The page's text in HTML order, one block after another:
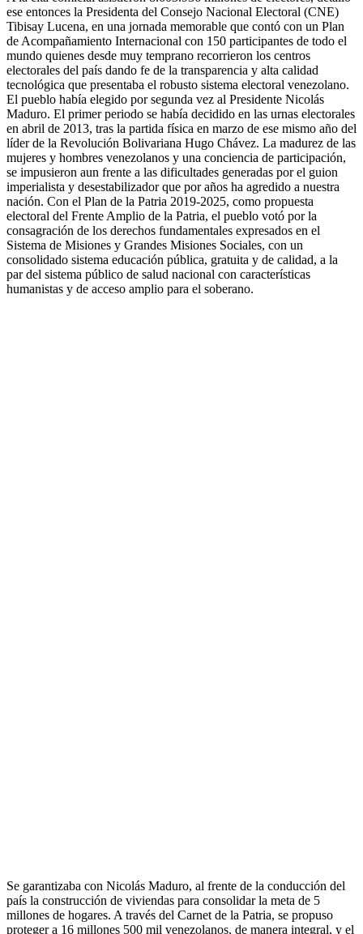
ese entonces la Presidenta del Consejo Nacional Electoral (CNE)
Tibisay Lucena, en una jornada memorable que contó con un Plan
de Acompañamiento Internacional con 150 participantes de todo el
mundo quienes desde muy temprano recorrieron los centros
electorales del país dando fe de la transparencia y alta calidad
tecnológica que presentaba el robusto sistema electoral venezolano.
El pueblo había elegido por segunda vez al Presidente Nicolás
Maduro. El primer periodo se había decidido en las urnas electorales
en abril de 2013, tras la partida física en marzo de ese mismo año del
líder de la Revolución Bolivariana Hugo Chávez. La madurez de las
mujeres y hombres venezolanos y una conciencia de participación,
se impusieron aun frente a las dificultades generadas por el guion
imperialista y desestabilizador que por años ha agredido a nuestra
nación. Con el Plan de la Patria 2019-2025, como propuesta
electoral del Frente Amplio de la Patria, el pueblo votó por la
consagración de los derechos fundamentales expresados en el
Sistema de Misiones y Grandes Misiones Sociales, con un
consolidado sistema educación pública, gratuita y de calidad, a la
par del sistema público de salud nacional con características
humanistas y de acceso amplio para el soberano.
Se garantizaba con Nicolás Maduro, al frente de la conducción del
país la construcción de viviendas para consolidar la meta de 5
millones de hogares. A través del Carnet de la Patria, se propuso
proteger a 16 millones 500 mil venezolanos, de manera integral, y el